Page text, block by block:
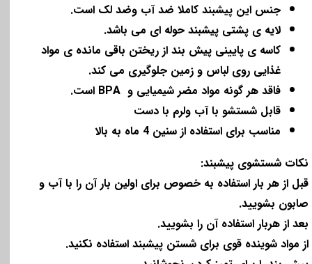
جنس این پیشبند کاملا ضد آب وضد لک است.
لایه ی پشتی پیشبند حوله ای می باشد.
کاسه ی پایینی پیش بند از ریختن باقی مانده ی مواد
غذایی روی لباس و زمین جلوگیری می کند.
فاقد هر گونه مواد مضر شیمیایی و BPA است.
قابل شستشو با آب ولرم با دست
مناسب برای استفاده از سنین 4 ماه به بالا
نکات شستشوی پیشبند:
قبل از هر بار استفاده به خصوص برای اولین بار آن را با آب و
صابون بشویید.
بعد از هربار استفاده آن را بشویید.
از مواد شوینده قوی برای شستن پیشبند استفاده نکنید.